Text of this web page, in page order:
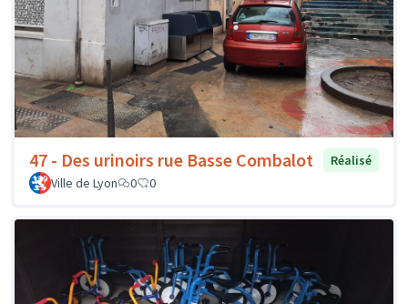
47 - Des urinoirs rue Basse Combalot
Réalisé
Ville de Lyon
0 0